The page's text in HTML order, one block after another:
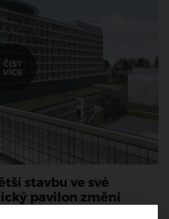
stavbu ve své
pavilon změní